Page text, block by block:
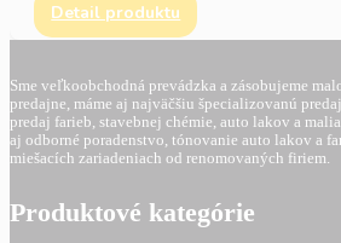
Detail produktu
Sme veľkoobchodná prevádzka a zásobujeme
predajne, máme aj najväčšiu špecializovanú
predaj farieb, stavebnej chémie, auto lakov a
aj odborné poradenstvo, tónovanie auto lakov a
miešacích zariadeniach od renomovaných firiem.
Produktové kategórie